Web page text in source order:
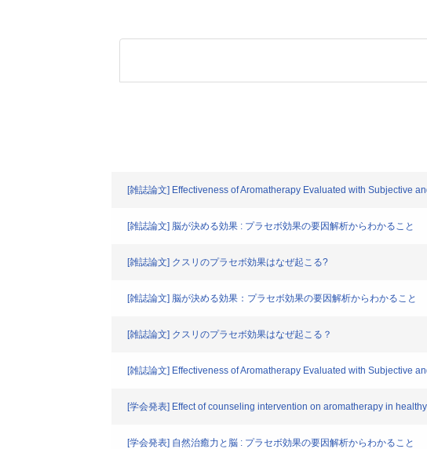
[雑誌論文] Effectiveness of Aromatherapy Evaluated with Subjective
[雑誌論文] 脳が決める効果 : プラセボ効果の要因解析からわかること
[雑誌論文] クスリのプラセボ効果はなぜ起こる?
[雑誌論文] 脳が決める効果：プラセボ効果の要因解析からわかること
[雑誌論文] クスリのプラセボ効果はなぜ起こる？
[雑誌論文] Effectiveness of Aromatherapy Evaluated with Subjective
[学会発表] Effect of counseling intervention on aromatherapy in
[学会発表] 自然治癒力と脳 : プラセボ効果の要因解析からわかること